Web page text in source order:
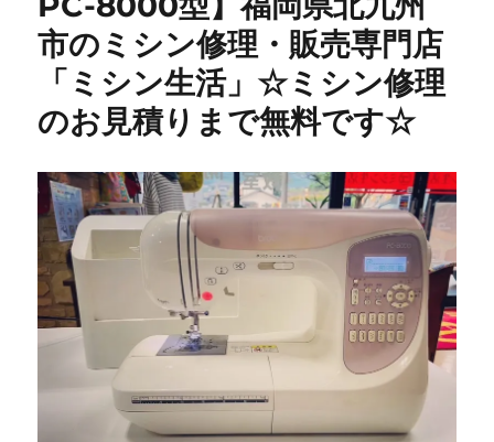
市のミシン修理・販売専門店
「ミシン生活」☆ミシン修理
のお見積りまで無料です☆